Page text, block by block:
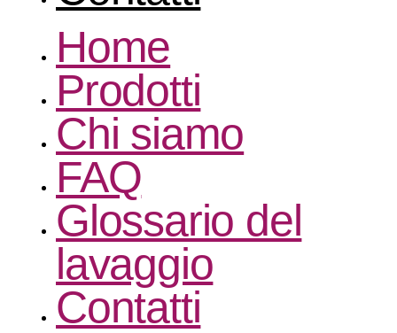
Home
Prodotti
Chi siamo
FAQ
Glossario del
lavaggio
Contatti